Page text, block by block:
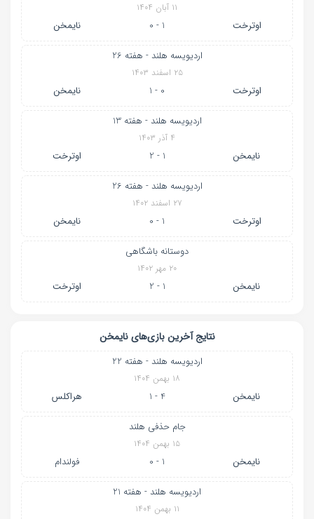
۱۱ آبان ۱۴۰۴
اوترخت 1 - 0 نایمخن
اردیویسه هلند - هفته 26
۲۵ اسفند ۱۴۰۳
اوترخت 0 - 1 نایمخن
اردیویسه هلند - هفته 13
۴ آذر ۱۴۰۳
نایمخن 1 - 2 اوترخت
اردیویسه هلند - هفته 26
۲۷ اسفند ۱۴۰۲
اوترخت 1 - 0 نایمخن
دوستانه باشگاهی
۲۰ مهر ۱۴۰۲
نایمخن 1 - 2 اوترخت
نتایج آخرین بازی‌های نایمخن
اردیویسه هلند - هفته 22
۱۸ بهمن ۱۴۰۴
نایمخن 4 - 1 هراکلس
جام حذفی هلند
۱۵ بهمن ۱۴۰۴
نایمخن 1 - 0 فولندام
اردیویسه هلند - هفته 21
۱۱ بهمن ۱۴۰۴